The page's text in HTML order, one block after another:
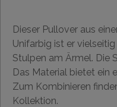
Dieser Pullover aus
Unifarbig ist er
Stulpen am Ärmel. Die
Das Material bietet ein
Zum Kombinieren
Kollektion.